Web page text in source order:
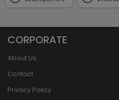
CORPORATE
About Us
Contact
Privacy Policy